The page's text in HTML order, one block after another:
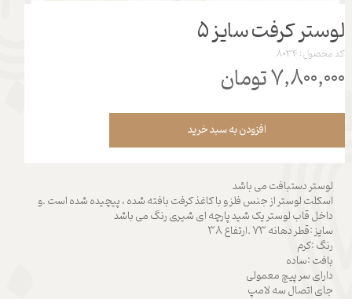
لوستر کرفت سایز 5
کد محصول: 8034
۷,۸۰۰,۰۰۰ تومان
افزودن به سبد خرید
لوستر دستبافت می باشد
اسکلت لوستر از جنس فلز و با کاغذ کرفت بافته شده ، پیچیده شده است .و
داخل قاب لوستر یک شید پارچه ای شیری رنگ می باشد
سایز :قطر دهانه 73 .ارتفاع 38
رنگ :کرم
بافت :ساده
دارای سر پیچ معمولی
جای اتصال سه لامپ